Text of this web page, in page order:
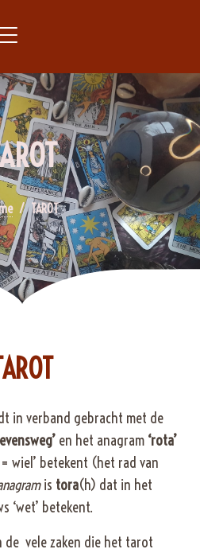
TAROT
in verband gebracht met de
en het anagram ‘rota’
wiel’ betekent (het rad van
is tora(h) dat in het
‘wet’ betekent.
de vele zaken die het tarot